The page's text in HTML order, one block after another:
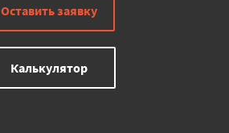
Оставить заявку
Калькулятор